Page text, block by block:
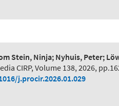
Stein, Ninja; Nyhuis, Peter;
CIRP, Volume 138, 2026,
j.procir.2026.01.029